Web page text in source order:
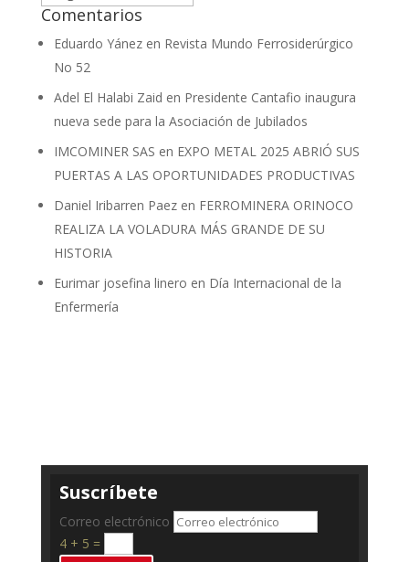
Comentarios
Eduardo Yánezen Revista Mundo Ferrosiderúrgico
No 52
Adel El Halabi Zaid en Presidente Cantafio inaugura
nueva sede para la Asociación de Jubilados
IMCOMINER SAS en EXPO METAL 2025 ABRIÓ SUS
PUERTAS A LAS OPORTUNIDADES PRODUCTIVAS
Daniel Iribarren Paezen FERROMINERA ORINOCO
REALIZA LA VOLADURA MÁS GRANDE DE SU
HISTORIA
Eurimar josefina linero en Día Internacional de la
Enfermería
Suscríbete
Correo electrónico
4 + 5 =